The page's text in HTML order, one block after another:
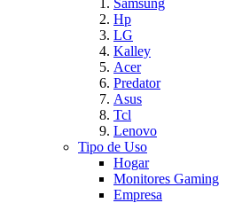
Hp
LG
Kalley
Acer
Predator
Asus
Tcl
Lenovo
Tipo de Uso
Hogar
Monitores Gaming
Empresa